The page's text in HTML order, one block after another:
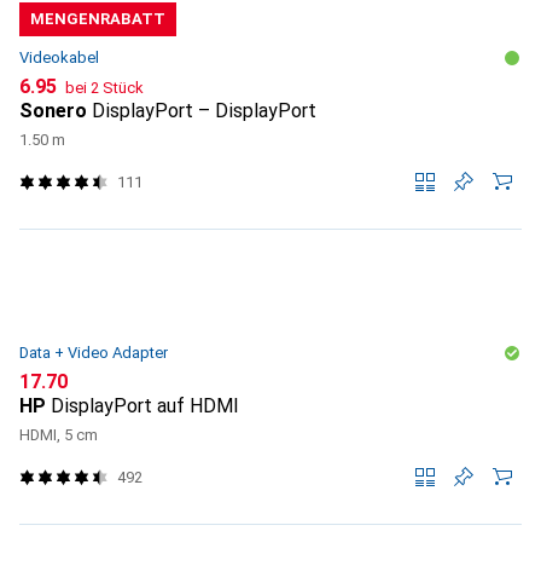
MENGENRABATT
Videokabel
CHF
6.95 bei 2 Stück
Sonero DisplayPort – DisplayPort
1.50 m
111
Data + Video Adapter
CHF
17.70
HP DisplayPort auf HDMI
HDMI, 5 cm
492